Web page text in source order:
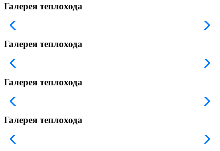
Галерея теплохода
Галерея теплохода
Галерея теплохода
Галерея теплохода